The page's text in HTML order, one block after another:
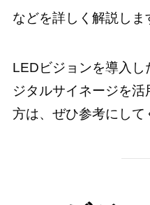
などを詳しく解説しま
LEDビジョンを導入
ジタルサイネージを
方は、ぜひ参考にして